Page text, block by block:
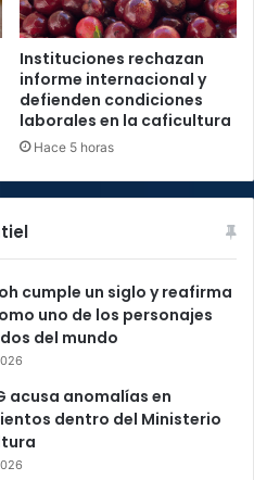
Instituciones rechazan
informe internacional y
defienden condiciones
laborales en la caficultura
Hace 5 horas
cumple un siglo y reafirma
uno de los personajes
del mundo
acusa anomalías en
dentro del Ministerio